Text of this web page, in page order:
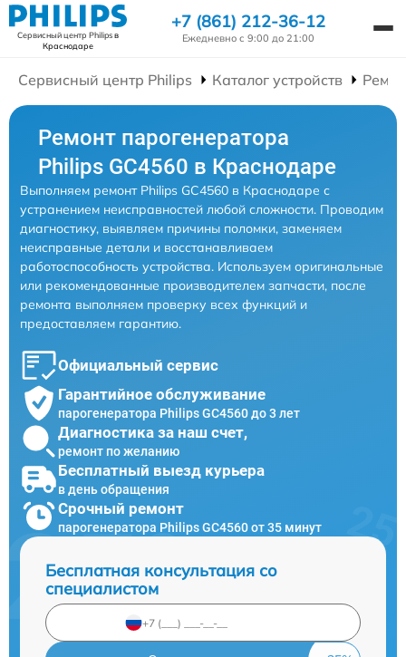
Сервисный центр Philipsв
Краснодаре
+7 (861) 212-36-12
Ежедневно с 9:00 до 21:00
Сервисный центр Philips Каталог устройств
Ремонт парогенератора
Philips GC4560 в Краснодаре
Выполняем ремонт Philips GC4560 в Краснодаре с
устранением неисправностей любой сложности. Проводим
диагностику, выявляем причины поломки, заменяем
неисправные детали и восстанавливаем
работоспособность устройства. Используем оригинальные
или рекомендованные производителем запчасти, после
ремонта выполняем проверку всех функций и
предоставляем гарантию.
Официальный сервис
Гарантийное обслуживание
парогенератора Philips GC4560 до 3 лет
Диагностика за наш счет,
ремонт по желанию
Бесплатный выезд курьера
в день обращения
Срочный ремонт
парогенератора Philips GC4560 от 35 минут
Бесплатная консультация со
специалистом